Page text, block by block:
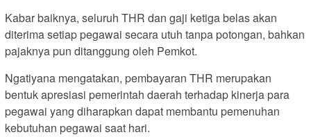
Kabar baiknya, seluruh THR dan gaji ketiga belas akan
diterima setiap pegawai secara utuh tanpa potongan, bahkan
pajaknya pun ditanggung oleh Pemkot.
Ngatiyana mengatakan, pembayaran THR merupakan
bentuk apresiasi pemerintah daerah terhadap kinerja para
pegawai yang diharapkan dapat membantu pemenuhan
kebutuhan pegawai saat hari.